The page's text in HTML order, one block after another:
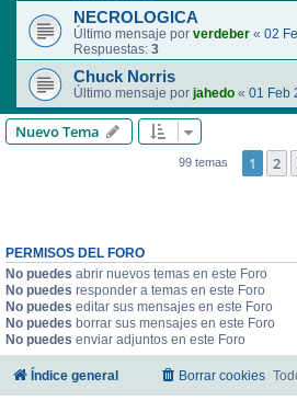
NECROLOGICA
Último mensaje por verdeber « 02
Respuestas: 3
Chuck Norris
Último mensaje por jahedo « 01 Feb
Nuevo Tema
99 temas 1 2
PERMISOS DEL FORO
No puedes abrir nuevos temas en este Foro
No puedes responder a temas en este Foro
No puedes editar sus mensajes en este Foro
No puedes borrar sus mensajes en este Foro
No puedes enviar adjuntos en este Foro
Índice general Borrar cookies